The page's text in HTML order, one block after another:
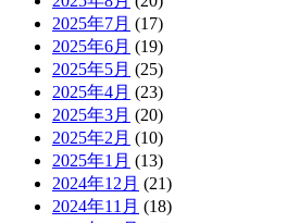
2025年7月 (17)
2025年6月 (19)
2025年5月 (25)
2025年4月 (23)
2025年3月 (20)
2025年2月 (10)
2025年1月 (13)
2024年12月 (21)
2024年11月 (18)